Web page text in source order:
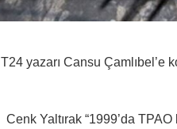
T24 yazarı Cansu Çamlıbel’e
Cenk Yaltırak “1999’da